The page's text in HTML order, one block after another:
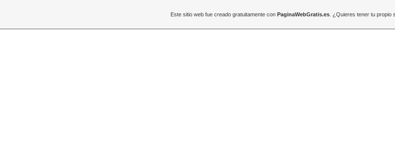
Este sitio web fue creado gratuitamente con PaginaWebGratis.es. ¿Quieres tener tu propio